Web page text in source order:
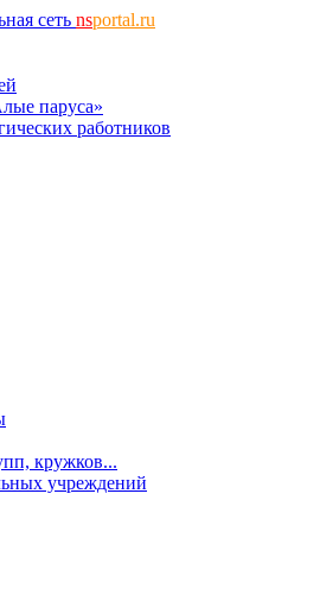
сеть nsportal.ru
паруса»
работников
кружков...
учреждений